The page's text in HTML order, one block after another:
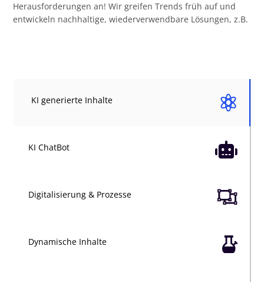
Herausforderungen an! Wir greifen Trends früh auf und
entwickeln nachhaltige, wiederverwendbare Lösungen, z.B.

KI generierte Inhalte

KI ChatBot

Digitalisierung & Prozesse

Dynamische Inhalte